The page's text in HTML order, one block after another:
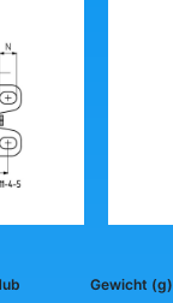
Gewicht (g)